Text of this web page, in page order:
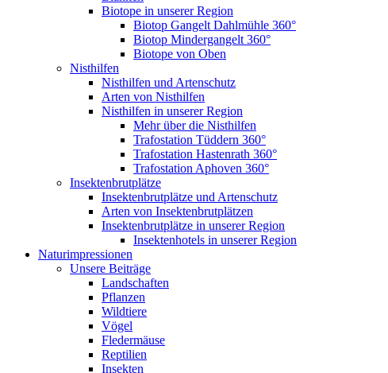
Biotope in unserer Region
Biotop Gangelt Dahlmühle 360°
Biotop Mindergangelt 360°
Biotope von Oben
Nisthilfen
Nisthilfen und Artenschutz
Arten von Nisthilfen
Nisthilfen in unserer Region
Mehr über die Nisthilfen
Trafostation Tüddern 360°
Trafostation Hastenrath 360°
Trafostation Aphoven 360°
Insektenbrutplätze
Insektenbrutplätze und Artenschutz
Arten von Insektenbrutplätzen
Insektenbrutplätze in unserer Region
Insektenhotels in unserer Region
Naturimpressionen
Unsere Beiträge
Landschaften
Pflanzen
Wildtiere
Vögel
Fledermäuse
Reptilien
Insekten